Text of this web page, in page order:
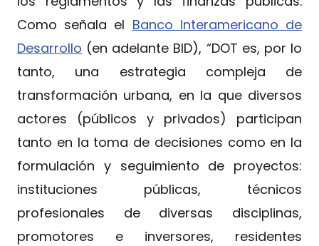
Como señala el Banco Interamericano de
Desarrollo (en adelante BID), “DOT es, por lo
tanto, una estrategia compleja de
transformación urbana, en la que diversos
actores (públicos y privados) participan
tanto en la toma de decisiones como en la
formulación y seguimiento de proyectos:
instituciones públicas, técnicos
profesionales de diversas disciplinas,
promotores e inversores, residentes